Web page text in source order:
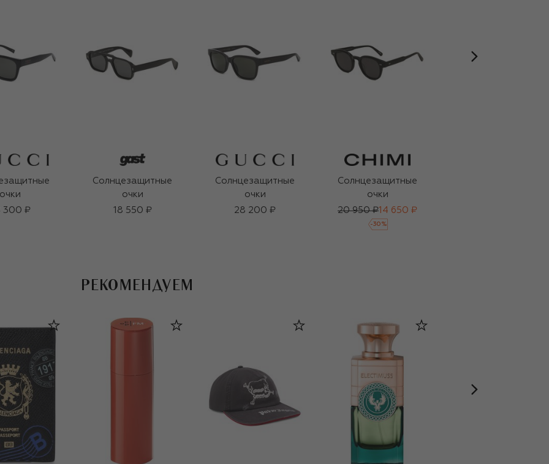
очки
300 ₽
Солнцезащитные
очки
18 550 ₽
Солнцезащитные
очки
28 200 ₽
Солнцезащитные
очки
20 950 ₽14 650 ₽
-30 %
РЕКОМЕНДУЕМ